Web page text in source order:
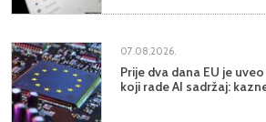
07.08.2026.
Prije dva dana EU je
koji rade AI sadržaj: